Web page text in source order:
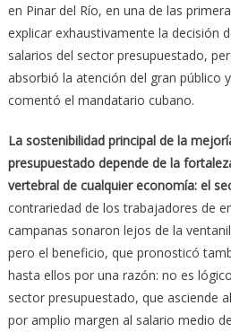
en Pinar del Río, en una de las
explicar exhaustivamente la decisión
salarios del sector presupuestado,
absorbió la atención del gran público
comentó el mandatario cubano.
La sostenibilidad principal de la
presupuestado depende de la
vertebral de cualquier economía: el
contrariedad de los trabajadores de
campanas sonaron lejos de la
pero el beneficio, que pronosticó
hasta ellos por una razón: no es
sector presupuestado, que asciende
por amplio margen al salario medio